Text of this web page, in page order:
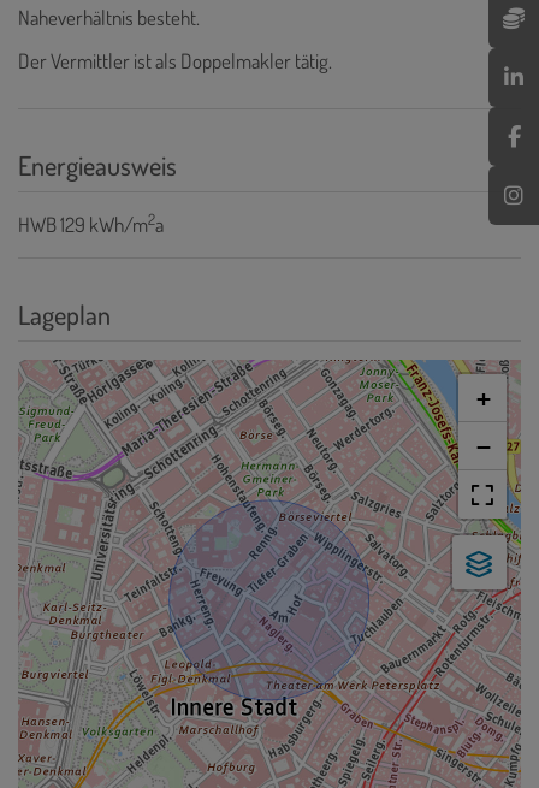
Naheverhältnis besteht.
Der Vermittler ist als Doppelmakler tätig.
Energieausweis
HWB129 kWh/m2a
Lageplan
+
−